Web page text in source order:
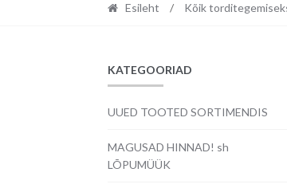
Esileht / Kõik
KATEGOORIAD
UUED TOOTED SORTIMENDIS
MAGUSAD HINNAD! sh
LÕPUMÜÜK